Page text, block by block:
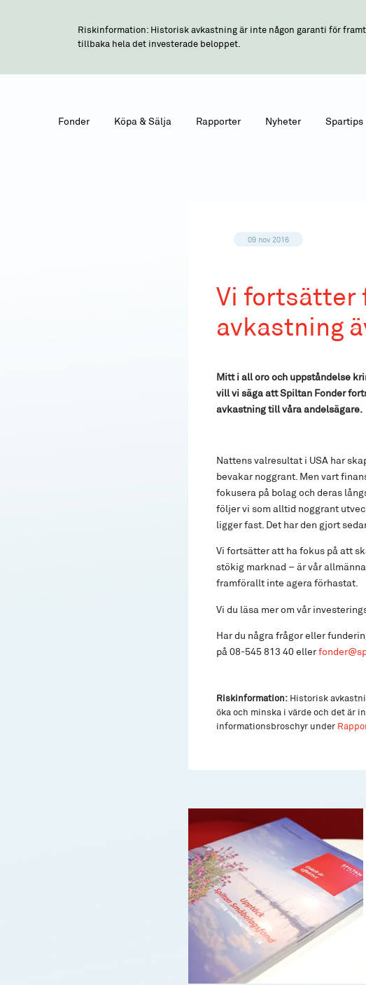
Riskinformation: Historisk avkastning är inte någon garanti för
tillbaka hela det investerade beloppet.
Fonder Köpa & Sälja Rapporter Nyheter Spartips
09 nov 2016
Vi fortsätter
avkastning
Mitt i all oro och uppståndelse
vill vi säga att Spiltan Fonder
avkastning till våra andelsägare.
Nattens valresultat i USA har
bevakar noggrant. Men vart
fokusera på bolag och deras
följer vi som alltid noggrant
ligger fast. Det har den gjort
Vi fortsätter att ha fokus på att
stökig marknad – är vår
framförallt inte agera förhastat.
Vi du läsa mer om vår
Har du några frågor eller
på 08-545 813 40 eller
Riskinformation:Historisk
öka och minska i värde och det är
informationsbroschyr under